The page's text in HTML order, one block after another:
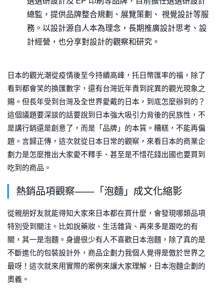
總監，提供品牌整合規劃、展覽策劃、 視覺設計等服
務。以設計源自人本為理念，長期推廣設計思考、設
計經營，也分享對設計的觀察和研究。
日本的觀光潮從疫情後至今持續高峰，托日幣匯率的福，除了
看到都會笑的換匯數字，還有台灣近年貴到詫異的觀光現象之
賜。但長年受到台灣及全世界愛戴的日本，到底怎麼辦到的？
這個議題要深談的話要說到日本強大吸引力背後的民族性，不
是講行銷還是創意了，而是「品牌」的本質。糟糕，不能再偏
題。言歸正傳，這次就從日本日常的觀察，來看日本的商業企
劃力是怎麼推出大家愛不釋手、甚至是不惜花錢出國也要買到
吃到的商品。
熱銷品項觀察——「泡麵」成文化縮影
從親朋好友就能得知大家來日本都在買什麼，會發現哪類品項
特別受到關注。比如說藥妝、生活雜貨、再來多是跟吃的有
關，其一是泡麵。身邊很少有人不喜歡日本泡麵，除了真的是
不斷進化的包裝設計外，商品企劃力我個人覺得是傲於世界之
最呀！這次就來用實際的案例來讓大家理解，日本泡麵企劃的
奧義。